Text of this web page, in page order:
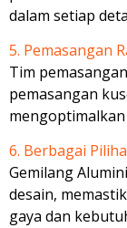
dalam setiap
5. Pemasangan
Tim
pemasangan
6. Berbagai
Gemilang
desain,
gaya dan